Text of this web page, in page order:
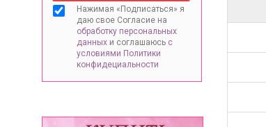
Нажимая «Подписаться» я
даю свое Согласие на
обработку персональных
данных и соглашаюсь с
условиями Политики
конфидециальности